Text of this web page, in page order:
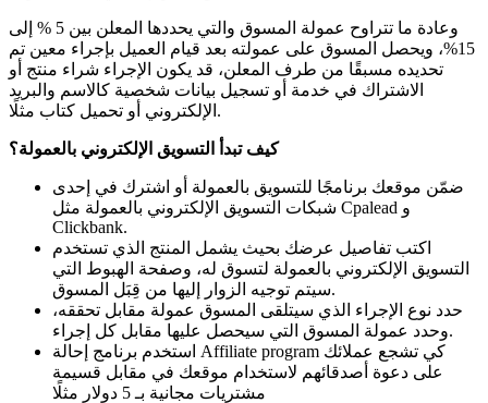
وعادة ما تتراوح عمولة المسوق والتي يحددها المعلن بين 5 % إلى
15%، ويحصل المسوق على عمولته بعد قيام العميل بإجراء معين تم
تحديده مسبقًا من طرف المعلن، قد يكون الإجراء شراء منتج أو
الاشتراك في خدمة أو تسجيل بيانات شخصية كالاسم والبريد
الإلكتروني أو تحميل كتاب مثلًا.
كيف تبدأ التسويق الإلكتروني بالعمولة؟
ضمّن موقعك برنامجًا للتسويق بالعمولة أو اشترك في إحدى
شبكات التسويق الإلكتروني بالعمولة مثل Cpalead و
Clickbank.
اكتب تفاصيل عرضك بحيث يشمل المنتج الذي تستخدم
التسويق الإلكتروني بالعمولة لتسوق له، وصفحة الهبوط التي
سيتم توجيه الزوار إليها من قِبَل المسوق.
حدد نوع الإجراء الذي سيتلقى المسوق عمولة مقابل تحققه،
وحدد عمولة المسوق التي سيحصل عليها مقابل كل إجراء.
استخدم برنامج إحالة Affiliate program كي تشجع عملائك
على دعوة أصدقائهم لاستخدام موقعك في مقابل قسيمة
مشتريات مجانية بـ 5 دولار مثلًا